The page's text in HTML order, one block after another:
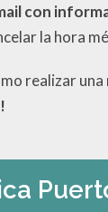
con
la hora
realizar